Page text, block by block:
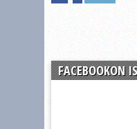
FACEBOOKON